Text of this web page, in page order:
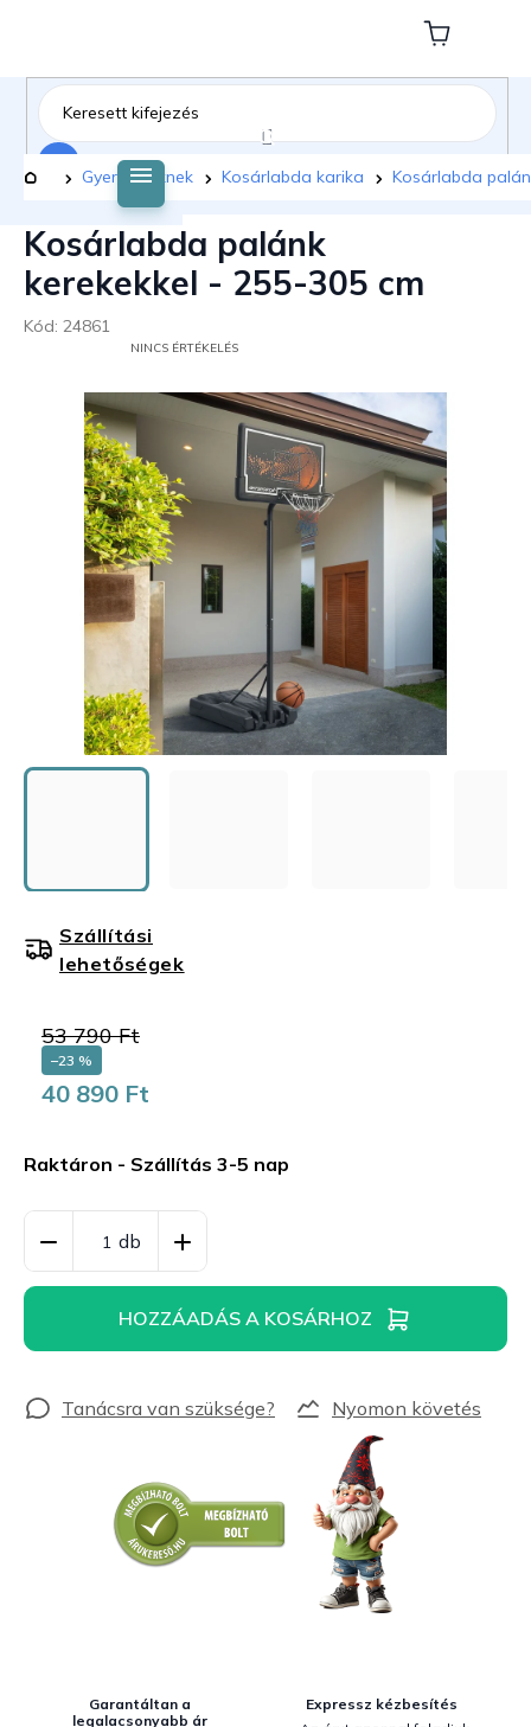
tartalomhoz
Kosár
Kezdőlap
Gyermekeknek Kosárlabda karika Kosárlabda
Kosárlabda palánk
kerekekkel - 255-305 cm
Kód: 24861
ÉRTÉKELÉSE
CSILLAG.
NINCS ÉRTÉKELÉS
53 790 Ft
–23 %
40 890 Ft
Raktáron - Szállítás 3-5 nap
Szállítási
lehetőségek
HOZZÁADÁS A KOSÁRHOZ
Nyomon követés
Garantáltan a
legalacsonyabb ár
Expressz kézbesítés